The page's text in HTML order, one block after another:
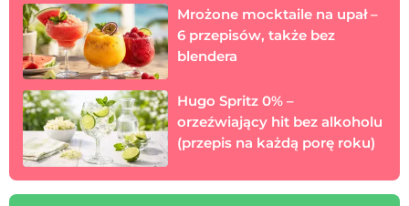
Mrożone mocktaile na upał –
6 przepisów, także bez
blendera
Hugo Spritz 0% –
orzeźwiający hit bez alkoholu
(przepis na każdą porę roku)